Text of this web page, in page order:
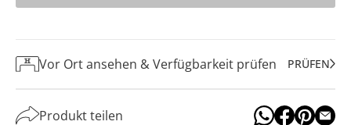
Vor Ort ansehen & Verfügbarkeit prüfen PRÜFEN
Produkt teilen